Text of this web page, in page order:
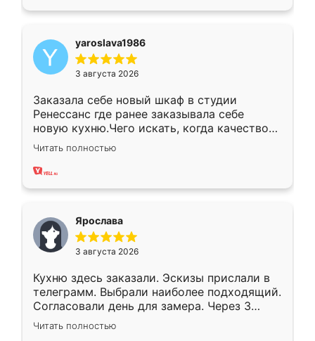
yaroslava1986
3 августа 2026
Заказала себе новый шкаф в студии
Ренессанс где ранее заказывала себе
новую кухню.Чего искать, когда качеством
вполне довольна. Служит кухня уже почти
два года, нареканий нет.
Читать полностью
Ярослава
3 августа 2026
Кухню здесь заказали. Эскизы прислали в
телеграмм. Выбрали наиболее подходящий.
Согласовали день для замера. Через 3
недели кухня была уже готова. Остались
довольны работой. Спасибо Ренессанс
Читать полностью